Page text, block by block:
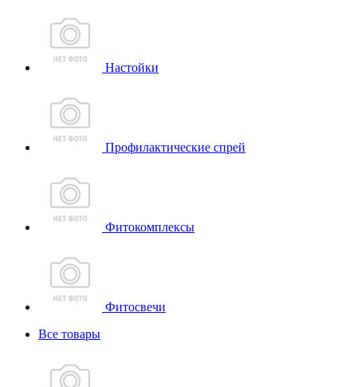
Настойки
Профилактические спрей
Фитокомплексы
Фитосвечи
Все товары